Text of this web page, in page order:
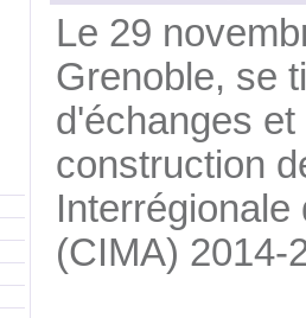
Le 29
Grenoble, se
d'échanges
construction
Interrégionale
(CIMA) 2014-